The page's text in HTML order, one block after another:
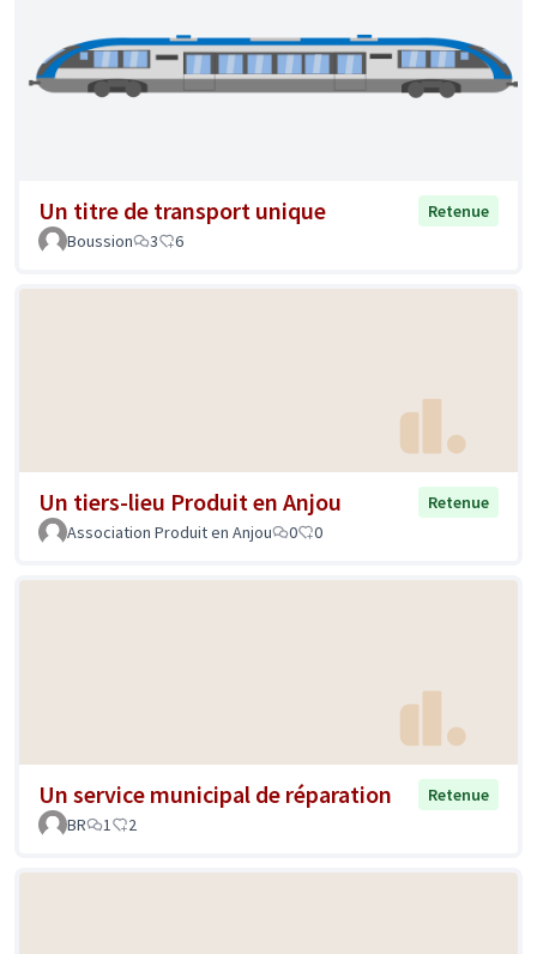
Un titre de transport unique
Retenue
Boussion
3 6
Un tiers-lieu Produit en Anjou
Retenue
Association Produit en Anjou
0 0
Un service municipal de réparation
Retenue
BR
1 2